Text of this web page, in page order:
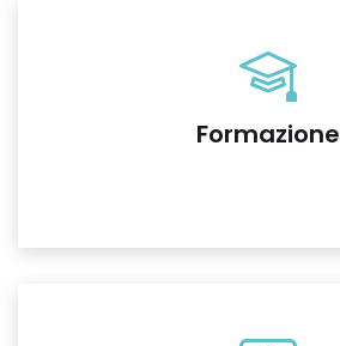
Formazione